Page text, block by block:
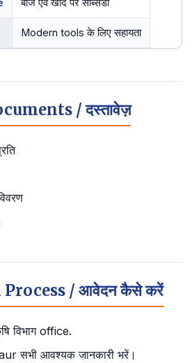
बीज एवं खाद पर सब्सिडी
Modern tools के लिए सहायता
/ दस्तावेज़
/ आवेदन कैसे करें
विभाग office.
सभी आवश्यक जानकारी भरें।